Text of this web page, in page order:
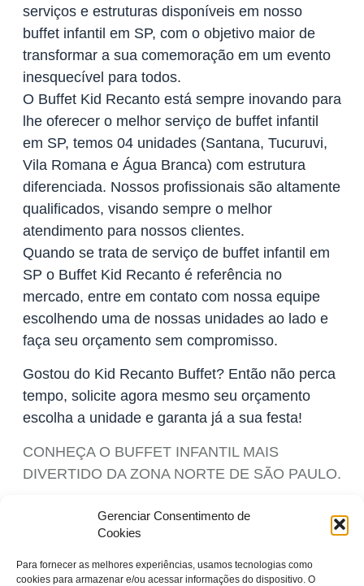
Gerenciar Consentimento de
Cookies
Para fornecer as melhores experiências, usamos tecnologias como
cookies para armazenar e/ou acessar informações do dispositivo. O
serviços e estruturas disponíveis em nosso
buffet infantil em SP, com o objetivo maior de
transformar a sua comemoração em um evento
inesquecível para todos.
O Buffet Kid Recanto está sempre inovando para
lhe oferecer o melhor serviço de buffet infantil
em SP, temos 04 unidades (Santana, Tucuruvi,
Vila Romana e Água Branca) com estrutura
diferenciada. Nossos profissionais são altamente
qualificados, visando sempre o melhor
atendimento para nossos clientes.
Quando se trata de serviço de buffet infantil em
SP o Buffet Kid Recanto é referência no
mercado, entre em contato com nossa equipe
escolhendo uma de nossas unidades ao lado e
faça seu orçamento sem compromisso.
Gostou do Kid Recanto Buffet? Então não perca
tempo, solicite agora mesmo seu orçamento
escolha a unidade e garanta já a sua festa!
CONHEÇA O BUFFET INFANTIL MAIS
DIVERTIDO DA ZONA NORTE DE SÃO PAULO.
Fonte original do conteúdo:
https://www.buffetsinfantis.com.br/buffets/kid-